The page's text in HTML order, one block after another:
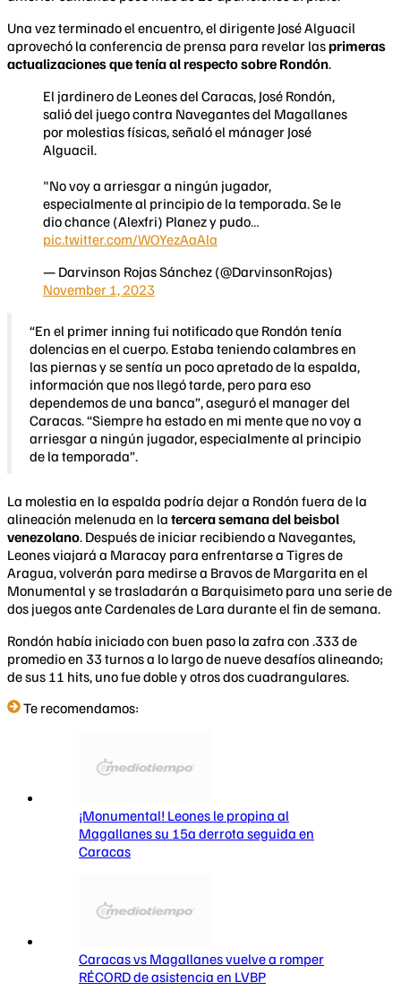
Una vez terminado el encuentro, el dirigente José Alguacil
aprovechó la conferencia de prensa para revelar las primeras
actualizaciones que tenía al respecto sobre Rondón.
El jardinero de Leones del Caracas, José Rondón,
salió del juego contra Navegantes del Magallanes
por molestias físicas, señaló el mánager José
Alguacil.
"No voy a arriesgar a ningún jugador,
especialmente al principio de la temporada. Se le
dio chance (Alexfri) Planez y pudo…
pic.twitter.com/WOYezAaAla
— Darvinson Rojas Sánchez (@DarvinsonRojas)
November 1, 2023
“En el primer inning fui notificado que Rondón tenía
dolencias en el cuerpo. Estaba teniendo calambres en
las piernas y se sentía un poco apretado de la espalda,
información que nos llegó tarde, pero para eso
dependemos de una banca”, aseguró el manager del
Caracas. “Siempre ha estado en mi mente que no voy a
arriesgar a ningún jugador, especialmente al principio
de la temporada”.
La molestia en la espalda podría dejar a Rondón fuera de la
alineación melenuda en la tercera semana del beisbol
venezolano. Después de iniciar recibiendo a Navegantes,
Leones viajará a Maracay para enfrentarse a Tigres de
Aragua, volverán para medirse a Bravos de Margarita en el
Monumental y se trasladarán a Barquisimeto para una serie de
dos juegos ante Cardenales de Lara durante el fin de semana.
Rondón había iniciado con buen paso la zafra con .333 de
promedio en 33 turnos a lo largo de nueve desafíos alineando;
de sus 11 hits, uno fue doble y otros dos cuadrangulares.
Te recomendamos:
¡Monumental! Leones le propina al
Magallanes su 15a derrota seguida en
Caracas
Caracas vs Magallanes vuelve a romper
RÉCORD de asistencia en LVBP